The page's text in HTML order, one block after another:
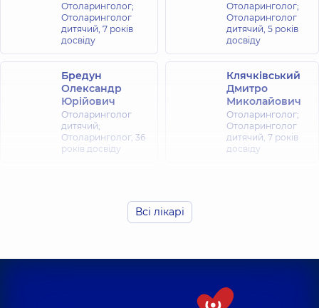
Отоларинголог;
Отоларинголог
дитячий, 7 років
досвіду
Отоларинголог;
Отоларинголог
дитячий, 5 років
досвіду
Бредун
Олександр
Юрійович
Отоларинголог
дитячий;
Отоларинголог, 36
років досвіду
Клячківський
Дмитро
Миколайович
Отоларинголог;
Отоларинголог
дитячий, 7 років
досвіду
Олександрівна
Отоларинголог;
досвіду
Федорець Юлія
Всі лікарі